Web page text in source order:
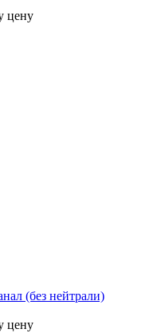
цену
(без нейтрали)
цену